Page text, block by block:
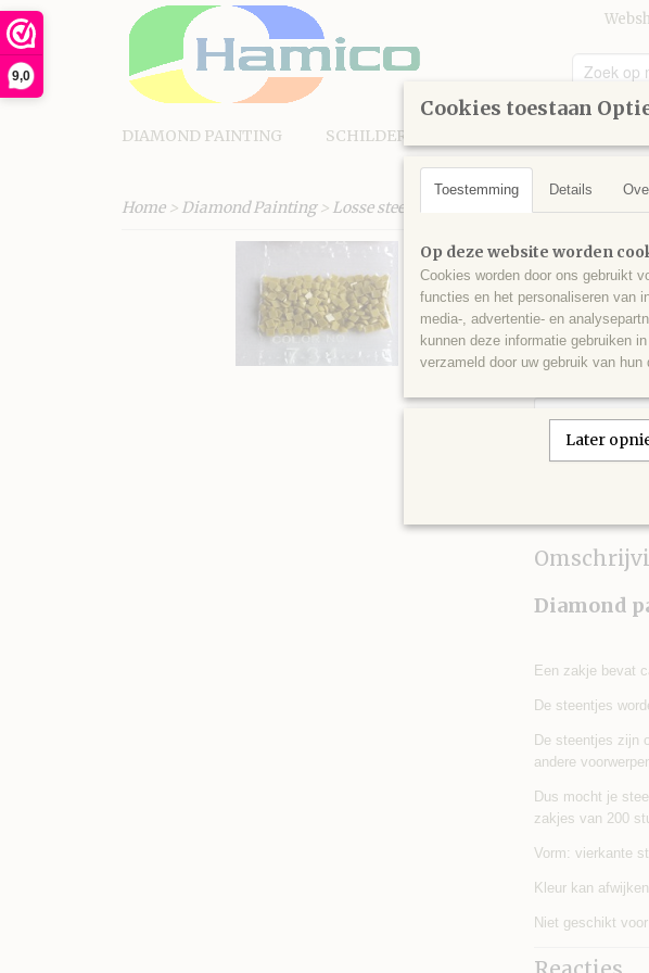
9,0
DIAMOND PAINTING SCHILDEREN OP NUMMER
Home> Diamond Painting> Losse steentjes vierkant Kleuren vanaf
€ 0,30
✓Op voorraad
Diamond
Een zakje bevat
De steentjes
De steentjes zijn
andere
Dus mocht je
zakjes van 200
Vorm: vierkante
Kleur kan
Niet geschikt
Cookies toestaan
Toestemming Details
Op deze website worden
Cookies worden door ons gebruikt
functies en het personaliseren van
media-, advertentie- en
kunnen deze informatie gebruiken
verzameld door uw gebruik van
Later